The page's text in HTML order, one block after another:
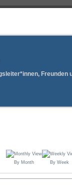
By Month By Week